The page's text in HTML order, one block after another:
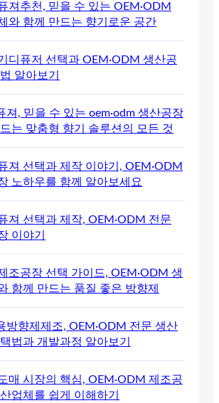
져추천, 믿을 수 있는 OEM·ODM
와 함께 만드는 향기로운 공간
디퓨저 선택과 OEM·ODM 생산공
알아보기
져, 믿을 수 있는 oem·odm 생산공장
는 맞춤형 향기 솔루션의 모든 것
져 선택과 제작 이야기, OEM·ODM
노하우를 함께 알아보세요
져 선택과 제작, OEM·ODM 전문
이야기
조공장 선택 가이드, OEM·ODM 생
함께 만드는 품질 좋은 방향제
방향제제조, OEM·ODM 전문 생산
법과 개발과정 알아보기
매 시장의 핵심, OEM·ODM 제조공
업체를 쉽게 이해하기